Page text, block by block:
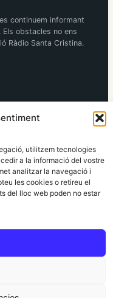
utilitzem tecnologies
a la informació del vostre
analitzar la navegació i
les cookies o retireu el
del lloc web poden no estar
continuem informant
obstacles no ens
Ràdio Santa Cristina.